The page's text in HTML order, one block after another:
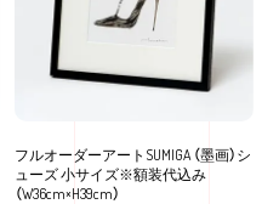
フルオーダーアートSUMIGA （墨画）シ
ューズ 小サイズ※額装代込み
（W36cm×H39cm）